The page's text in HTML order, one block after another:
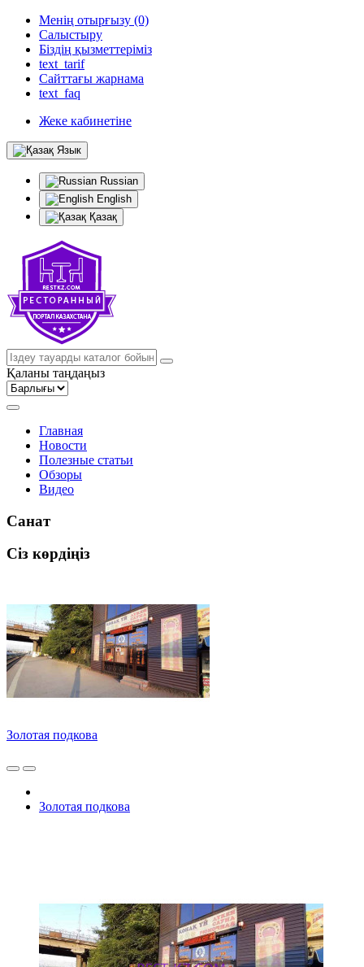
Менің отырғызу (0)
Салыстыру
Біздің қызметтеріміз
text_tarif
Сайттағы жарнама
text_faq
Жеке кабинетіне
Язык
Russian
English
Қазақ
Қаланы таңдаңыз
Главная
Новости
Полезные статьи
Обзоры
Видео
Санат
Сіз көрдіңіз
Золотая подкова
Золотая подкова